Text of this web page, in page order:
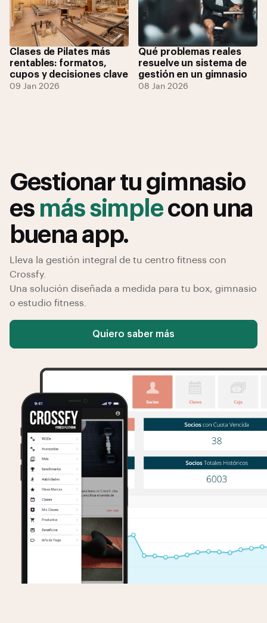
Clases de Pilates más
rentables: formatos,
cupos y decisiones clave
09 Jan 2026
Qué problemas reales
resuelve un sistema de
gestión en un gimnasio
08 Jan 2026
Gestionar tu gimnasio
es más simplecon una
buena app.
Lleva la gestión integral de tu centro fitness con
Crossfy.
Una solución diseñada a medida para tu box, gimnasio
o estudio fitness.
Quiero saber más